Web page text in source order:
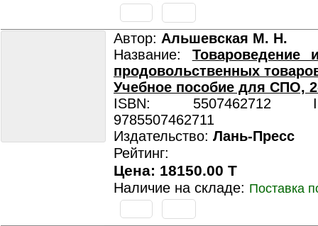
Автор: Альшевская М. Н.
Название: Товароведение
продовольственных
Учебное пособие для СПО,
ISBN: 5507462712
9785507462711
Издательство: Лань-Пресс
Рейтинг:
Цена: 18150.00 T
Наличие на складе: Поставка